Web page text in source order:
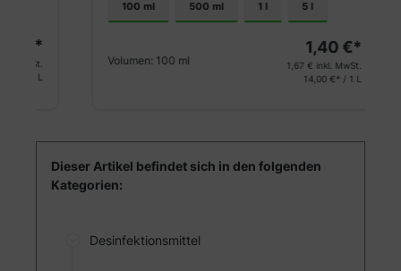
Volumen:100 ml
1,40 €*
inkl. MwSt.
14,00 €* / 1 L
Dieser Artikel befindet sich in den folgenden
Kategorien:
Desinfektionsmittel